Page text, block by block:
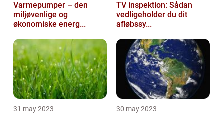
Varmepumper – den
miljøvenlige og
økonomiske energ...
TV inspektion: Sådan
vedligeholder du dit
afløbssy...
31 may 2023 30 may 2023